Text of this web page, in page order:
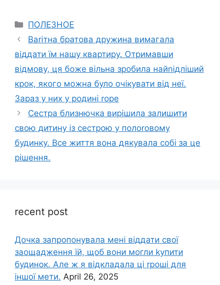
Categories
ПОЛЕЗНОЕ
Ваrітна братова дружина вимагала
віддати їм нашу квартиру. Отримавши
відмову, ця боже вільна зробила найnідліший
крок, якого можна було очікувати від неї.
Зараз у них у родині rоре
Сестра близнючка вирішила залишити
свою дитину із сестрою у полоrовому
будинку. Все життя вона дякувала собі за це
рішення.
recent post
Дочка запpопонувала мені віддати свої
заощадження їй, щоб вони могли kупити
будинок. Але ж я відкладала ці rроші для
іншої мети. April 26, 2025